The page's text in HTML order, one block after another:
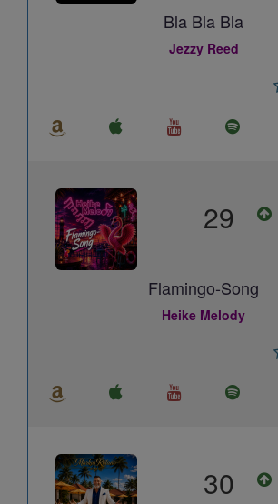
Bla Bla Bla
Jezzy Reed
29
Flamingo-Song
Heike Melody
30